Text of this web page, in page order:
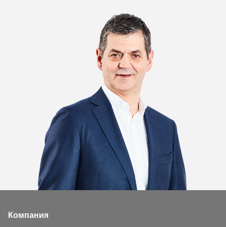
Компания